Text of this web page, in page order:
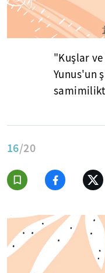
"Kuşlar
Yunus'un
16/20